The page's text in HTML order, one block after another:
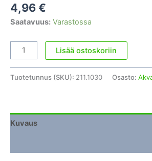
4,96€
Saatavuus: Varastossa
Helanthium
bolivianum
Lisää ostoskoriin
Tuotetunnus (SKU): 211.1030 Osasto:
Kuvaus